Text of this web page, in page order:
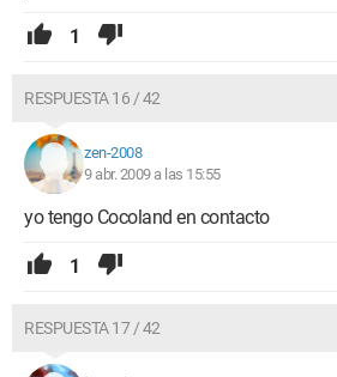
1
RESPUESTA 16 / 42
zen-2008
9 abr. 2009 a las 15:55
yo tengo Cocoland en contacto
1
RESPUESTA 17 / 42